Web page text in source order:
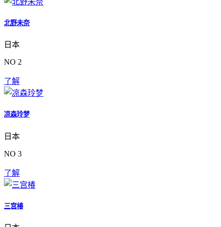
北野未奈
日本
NO 2
了解
凉森玲梦
日本
NO 3
了解
三宫椿